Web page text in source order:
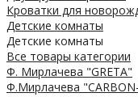
Кроватки для
Детские комнаты
Детские комнаты
Все товары категории
Ф. Мирлачева "GRETA"
Ф.Мирлачева